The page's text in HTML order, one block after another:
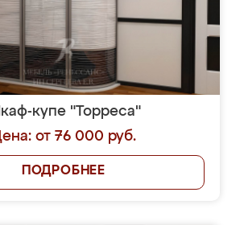
купе "Торреса"
от 76 000 руб.
ПОДРОБНЕЕ